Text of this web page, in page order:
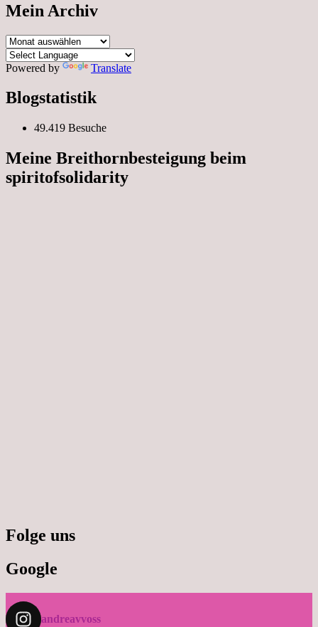
Mein Archiv
Mein
Archiv
Powered by
Translate
Blogstatistik
49.419 Besuche
Meine Breithornbesteigung beim
spiritofsolidarity
Folge uns
Google
andreavvoss